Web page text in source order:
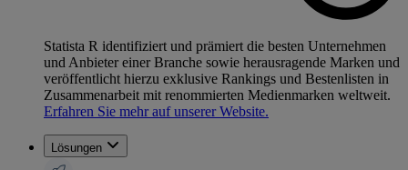
Statista R identifiziert und prämiert die besten Unternehmen
und Anbieter einer Branche sowie herausragende Marken und
veröffentlicht hierzu exklusive Rankings und Bestenlisten in
Zusammenarbeit mit renommierten Medienmarken weltweit.
Erfahren Sie mehr auf unserer Website.
Lösungen